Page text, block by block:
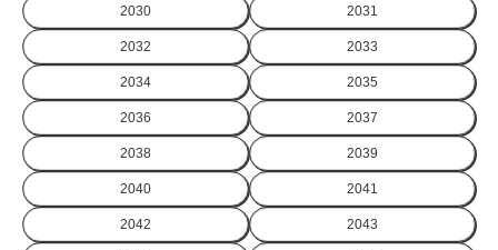
2030 2031
2032 2033
2034 2035
2036 2037
2038 2039
2040 2041
2042 2043